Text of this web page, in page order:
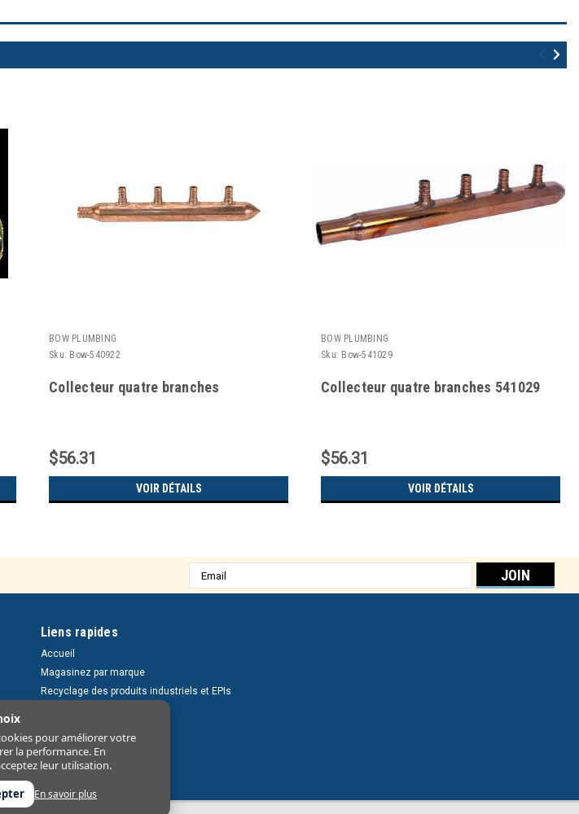
BOW PLUMBING
Sku: Bow-540922
Collecteur quatre branches
$56.31
VOIR DÉTAILS
BOW PLUMBING
Sku: Bow-541029
Collecteur quatre branches 541029
$56.31
VOIR DÉTAILS
Adresse
e-
Liens rapides
Accueil
Magasinez par marque
Recyclage des produits industriels et EPIs
Nous contacter
pour améliorer votre
la performance. En
leur utilisation.
En savoir plus